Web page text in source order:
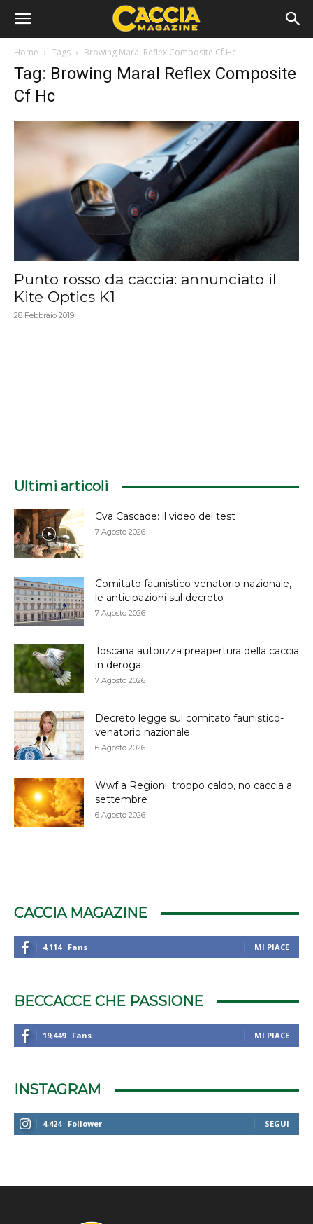
Home Tags Browing Maral Reflex Composite Cf Hc
Tag: Browing Maral Reflex Composite
Cf Hc
Punto rosso da caccia: annunciato il
Kite Optics K1
28 Febbraio 2019
Ultimi articoli
Cva Cascade: il video del test
7 Agosto 2026
Comitato faunistico-venatorio nazionale,
le anticipazioni sul decreto
7 Agosto 2026
Toscana autorizza preapertura della caccia
in deroga
7 Agosto 2026
Decreto legge sul comitato faunistico-
venatorio nazionale
6 Agosto 2026
Wwf a Regioni: troppo caldo, no caccia a
settembre
6 Agosto 2026
CACCIA MAGAZINE
4,114 Fans MI PIACE
BECCACCE CHE PASSIONE
19,449 Fans MI PIACE
INSTAGRAM
4,424 Follower SEGUI